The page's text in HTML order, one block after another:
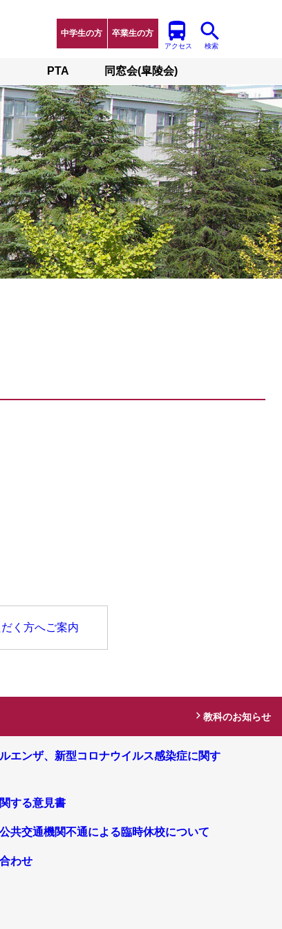
中学生の方 卒業生の方
アクセス 検索
PTA 同窓会(皐陵会)
く方へご案内
教科のお知らせ
エンザ、新型コロナウイルス感染症に関す
する意見書
共交通機関不通による臨時休校について
わせ